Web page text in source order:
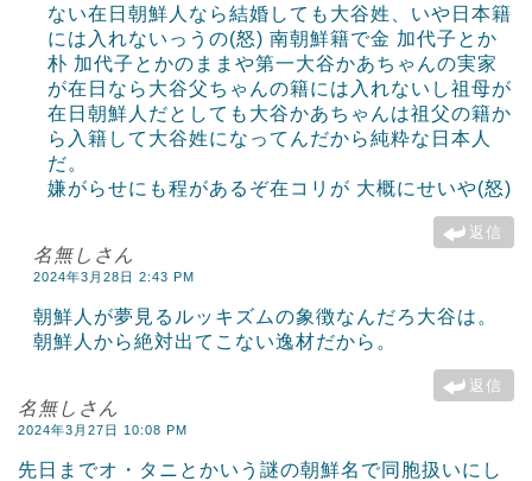
ない在日朝鮮人なら結婚しても大谷姓、いや日本籍
には入れないっうの(怒) 南朝鮮籍で金 加代子とか
朴 加代子とかのままや第一大谷かあちゃんの実家
が在日なら大谷父ちゃんの籍には入れないし祖母が
在日朝鮮人だとしても大谷かあちゃんは祖父の籍か
ら入籍して大谷姓になってんだから純粋な日本人
だ。
嫌がらせにも程があるぞ在コリが 大概にせいや(怒)
返信
名無しさん
2024年3月28日 2:43 PM
朝鮮人が夢見るルッキズムの象徴なんだろ大谷は。
朝鮮人から絶対出てこない逸材だから。
返信
名無しさん
2024年3月27日 10:08 PM
先日までオ・タニとかいう謎の朝鮮名で同胞扱いにし